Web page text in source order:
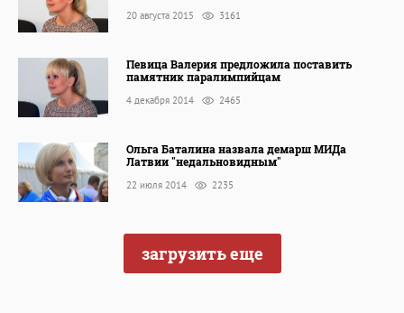
20 августа 2015 3161
Певица Валерия предложила поставить
памятник паралимпийцам
4 декабря 2014 2465
Ольга Баталина назвала демарш МИДа
Латвии "недальновидным"
22 июля 2014 2235
загрузить еще